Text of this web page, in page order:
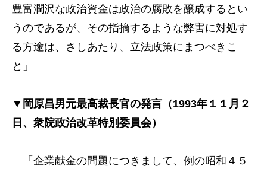
豊富潤沢な政治資金は政治の腐敗を醸成するとい
うのであるが、その指摘するような弊害に対処す
る方途は、さしあたり、立法政策にまつべきこ
と」
▼岡原昌男元最高裁長官の発言（1993年１１月２
日、衆院政治改革特別委員会）
「企業献金の問題につきまして、例の昭和４５